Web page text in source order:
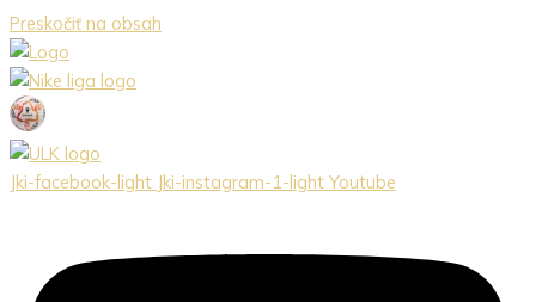
Preskočiť na obsah
Jki-facebook-light Jki-instagram-1-light Youtube